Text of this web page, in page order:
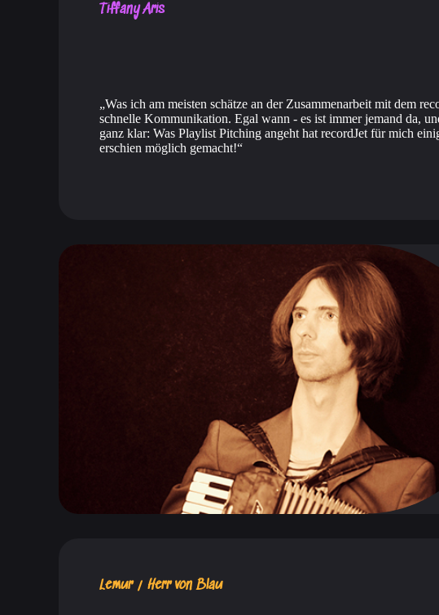
Tiffany Aris
Was ich am meisten schätze an der Zusammenarbeit mit dem
schnelle Kommunikation. Egal wann - es ist immer jemand da,
ganz klar: Was Playlist Pitching angeht hat recordJet für mich
erschien möglich gemacht!
Lemur / Herr von Blau